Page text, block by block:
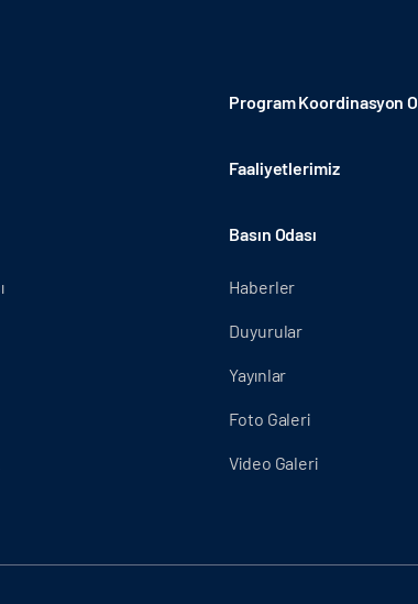
Program Koordinasyon
Faaliyetlerimiz
Basın Odası
Haberler
Duyurular
Yayınlar
Foto Galeri
Video Galeri